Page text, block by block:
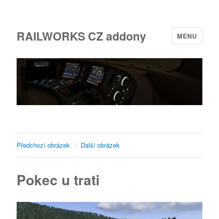
RAILWORKS CZ addony MENU
Předchozí obrázek Další obrázek
Pokec u trati